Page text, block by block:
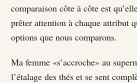
comparaison côte à côte est
prêter attention à chaque attribut
options que nous comparons.
Ma femme «s’accroche» au
l’étalage des thés et se sent